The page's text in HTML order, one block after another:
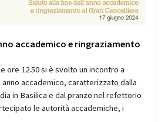
accademico e ringraziamento
ore 12.50 si è svolto un incontro a
accademico, caratterizzato dalla
in Basilica e dal pranzo nel refettorio
le autorità accademiche, i